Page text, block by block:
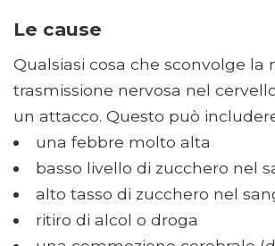
Le cause
Qualsiasi cosa che sconvolge la
trasmissione nervosa nel
un attacco. Questo può
una febbre molto alta
basso livello di zucchero nel
alto tasso di zucchero nel
ritiro di alcol o droga